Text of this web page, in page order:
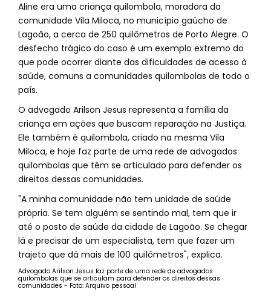
Aline era uma criança quilombola, moradora da
comunidade Vila Miloca, no município gaúcho de
Lagoão, a cerca de 250 quilômetros de Porto Alegre. O
desfecho trágico do caso é um exemplo extremo do
que pode ocorrer diante das dificuldades de acesso à
saúde, comuns a comunidades quilombolas de todo o
país.
O advogado Arilson Jesus representa a família da
criança em ações que buscam reparação na Justiça.
Ele também é quilombola, criado na mesma Vila
Miloca, e hoje faz parte de uma rede de advogados
quilombolas que têm se articulado para defender os
direitos dessas comunidades.
"A minha comunidade não tem unidade de saúde
própria. Se tem alguém se sentindo mal, tem que ir
até o posto de saúde da cidade de Lagoão. Se chegar
lá e precisar de um especialista, tem que fazer um
trajeto que dá mais de 100 quilômetros", explica.
Advogado Arilson Jesus faz parte de uma rede de advogados
quilombolas que se articulam para defender os direitos dessas
comunidades - Foto: Arquivo pessoal